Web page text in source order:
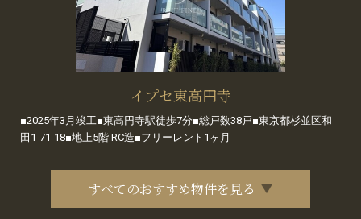
イプセ東高円寺
■2025年3月竣工■東高円寺駅徒歩7分■総戸数38戸■東京都杉並区和
田1-71-18■地上5階 RC造■フリーレント1ヶ月
すべてのおすすめ物件を見る